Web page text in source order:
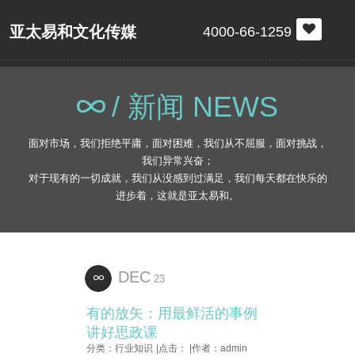
亚太易和文化传媒 4000-66-1259
/ 新闻 NEWS
面对市场，我们拒绝平庸，面对困难，我们从不屈服，面对挑战，
我们异常兴奋；
对于现有的一切成就，我们从没感到过满足，我们每天都在快乐的
进步着，这就是亚太易和。
DEC 23
有的放矢：用最鲜活的事例
讲好思政课
分类：行业知识 |点击： |作者：admin